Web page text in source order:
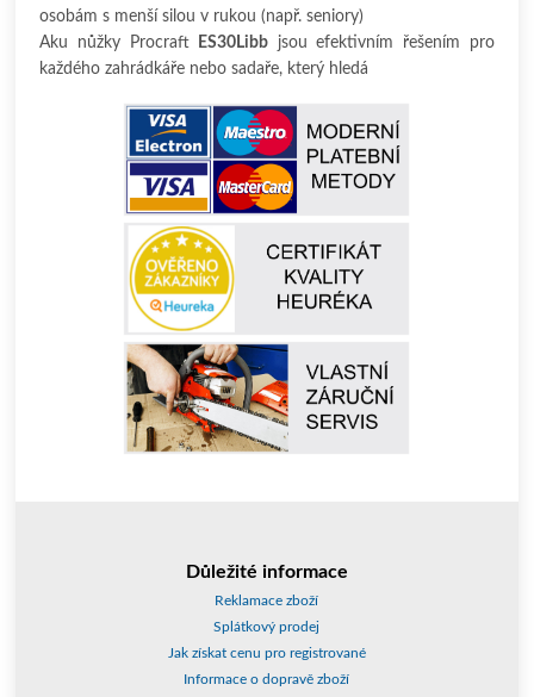
osobám s menší silou v rukou (např. seniory)
Aku nůžky Procraft
ES30Libb jsou efektivním řešením pro
každého zahrádkáře nebo sadaře, který hledá
Důležité informace
Reklamace zboží
Splátkový prodej
Jak získat cenu pro registrované
Informace o dopravě zboží